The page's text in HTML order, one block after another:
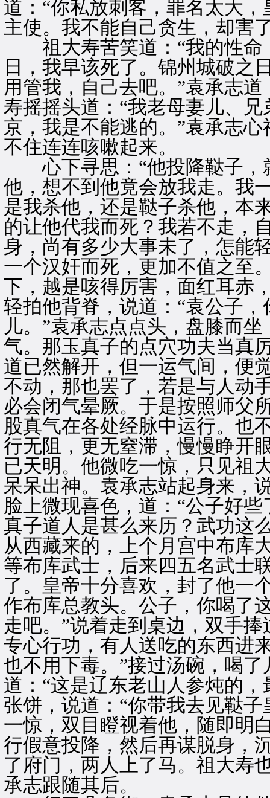
道：“你私放刺客，罪名太大
主使。我不能自己贪生，却害
祖大寿苦笑道：“我的性命
日，我早该死了。锦州城破之
用管我，自己去吧。”袁承志
寿摇摇头道：“我老母妻儿、
京，我是不能逃的。”袁承志
不住连连咳嗽起来。
心下寻思：“他投降鞑子，
他，想不到他竟会放我走。我
是我杀他，还是鞑子杀他，本
的让他代我而死？我若不走，
身，尚有多少大事未了，怎能
一个汉奸而死，更加不值之
下，越是咳得厉害，面红耳赤
轻拍他背脊，说道：“袁公子
儿。”袁承志点点头，盘膝而
气。那玉真子的点穴功夫当真
道已然解开，但一运气间，便
不动，那也罢了，若是与人动
必会闭气晕厥。于是按照师父
股真气在各处经脉中运行。也
行无阻，更无窒滞，慢慢睁开
已天明。他微吃一惊，只见祖
呆呆出神。袁承志站起身来，
脸上微现喜色，道：“公子好
真子道人是甚么来历？武功这
从西藏来的，上个月宫中布库
等布库武士，后来四五名武士
了。皇帝十分喜欢，封了他一
作布库总教头。公子，你喝了
走吧。”说着走到桌边，双手
专心行功，有人送吃的东西进
也不用下毒。”接过汤碗，喝
道：“这是辽东老山人参炖的
张饼，说道：“你带我去见鞑
一惊，双目瞪视着他，随即明
行假意投降，然后再谋脱身，
了府门，两人上了马。祖大寿
承志跟随其后。